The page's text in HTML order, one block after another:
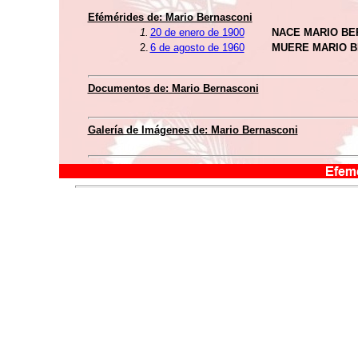
Efémérides de: Mario Bernasconi
1. 20 de enero de 1900
NACE MARIO
2. 6 de agosto de 1960 MUERE MARIO
Documentos de: Mario Bernasconi
Galería de Imágenes de: Mario Bernasconi